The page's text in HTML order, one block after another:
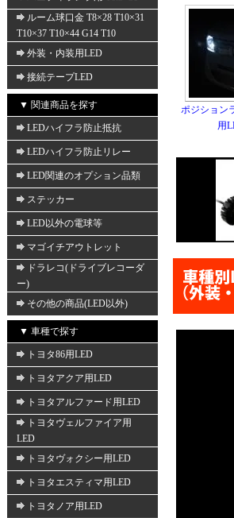
ルーム球口金 T8×28 T10×31
T10×37 T10×44 G14 T10
外装・内装用LED
接続テープLED
▼ 関連商品を探す
LEDハイフラ防止抵抗
LEDハイフラ防止リレー
LED関連のオプション品類
ステッカー
LED以外の電球等
マゴイチアウトレット
ドラレコ(ドライブレコーダ
ー)
その他の商品(LED以外)
▼ 車種で探す
トヨタ86用LED
トヨタアクア用LED
トヨタアルファード用LED
トヨタヴェルファイア用
LED
トヨタヴォクシー用LED
トヨタエスティマ用LED
トヨタノア用LED
ポジション
用